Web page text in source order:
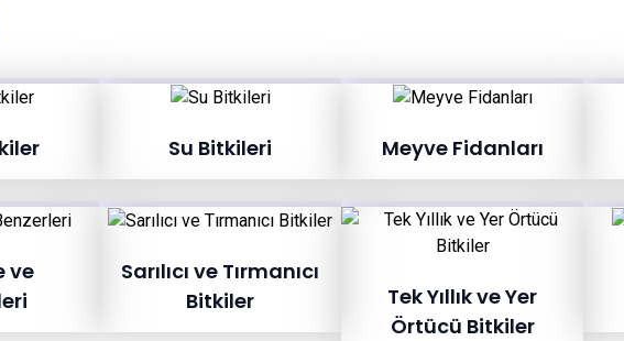
Su Bitkileri Meyve Fidanları
ve
Sarılıcı ve Tırmanıcı
Bitkiler
Tek Yıllık ve Yer
Örtücü Bitkiler